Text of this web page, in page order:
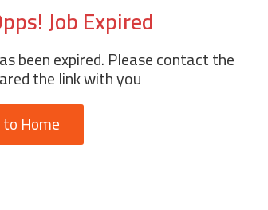
Job Expired
been expired. Please contact the
the link with you.
Home